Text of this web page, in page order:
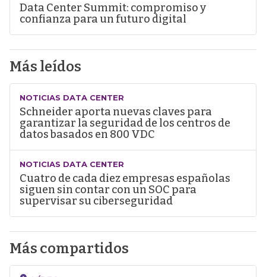
Data Center Summit: compromiso y
confianza para un futuro digital
Más leídos
NOTICIAS DATA CENTER
Schneider aporta nuevas claves para
garantizar la seguridad de los centros de
datos basados en 800 VDC
NOTICIAS DATA CENTER
Cuatro de cada diez empresas españolas
siguen sin contar con un SOC para
supervisar su ciberseguridad
Más compartidos